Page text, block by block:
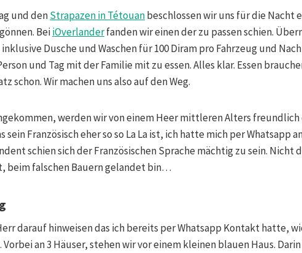
und denStrapazen in Tétouanbeschlossen wir uns für die Nacht
BeiiOverlanderfanden wir einen der zu passen schien.
Dusche und Waschen für 100 Diram pro Fahrzeug und
und Tag mit der Familie mit zu essen. Alles klar. Essen
schon. Wir machen uns also auf den Weg.
werden wir von einem Heer mittleren Alters freundlich
sein Französisch eher so so La La ist, ich hatte mich per Whatsapp
schien sich der Französischen Sprache mächtig zu sein. Nicht
beim falschen Bauern gelandet bin…
darauf hinweisen das ich bereits per Whatsapp Kontakt hatte,
an 3 Häuser, stehen wir vor einem kleinen blauen Haus.